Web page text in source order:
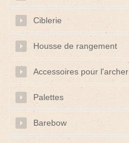
Ciblerie
Housse de rangement
Accessoires pour l'archer
Palettes
Barebow